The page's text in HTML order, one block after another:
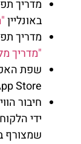
מדריך
באונליין
מדריך
"מדריך
Store
חיבור
ידי
שמצורף